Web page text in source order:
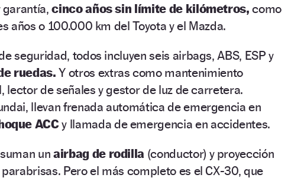
garantía,cinco años sin límite de kilómetros, como
años o 100.000 km del Toyota y el Mazda.
seguridad, todos incluyen seis airbags, ABS, ESP y
ruedas.Y otros extras como mantenimiento
lector de señales y gestor de luz de carretera.
llevan frenada automática de emergencia en
ACCy llamada de emergencia en accidentes.
unairbag de rodilla (conductor) y proyección
Pero el más completo es el CX-30, que